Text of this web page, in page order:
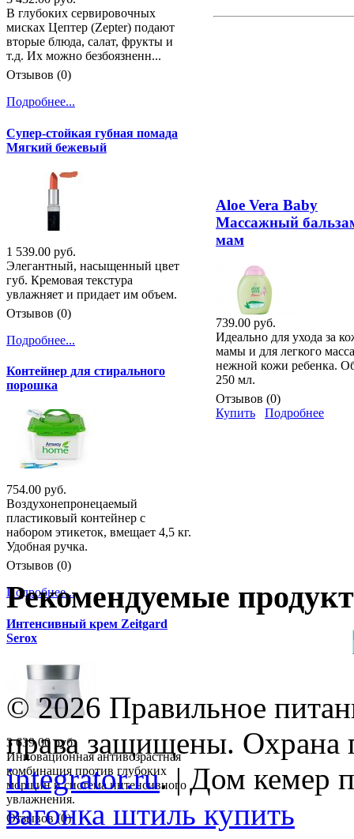
Aloe Vera Baby
Массажный
мам
739.00 руб.
Идеально для ухода за
мамы и для легкого
нежной кожи ребенка.
250 мл.
Отзывов (0)
Купить
Подробнее
В глубоких сервировочных
мисках Цептер (Zepter) подают
вторые блюда, салат, фрукты и
т.д. Их можно безбоязненн...
Отзывов (0)
Подробнее...
Супер-стойкая губная помада
Мягкий бежевый
1 539.00 руб.
Элегантный, насыщенный цвет
губ. Кремовая текстура
увлажняет и придает им объем.
Отзывов (0)
Подробнее...
Контейнер для стирального
порошка
754.00 руб.
Воздухонепронецаемый
пластиковый контейнер с
набором этикеток, вмещает 4,5 кг.
Удобная ручка.
Отзывов (0)
Подробнее...
Интенсивный крем Zeitgard
Serox
3 639.00 руб.
Инновационная антивозрастная
комбинация против глубоких
морщин и система интенсивного
увлажнения.
Отзывов (0)
Рекомендуемые
© 2026 Правильное
права защищены. Охрана
integrator.ru. | Дом кемер
вагонка штиль купить